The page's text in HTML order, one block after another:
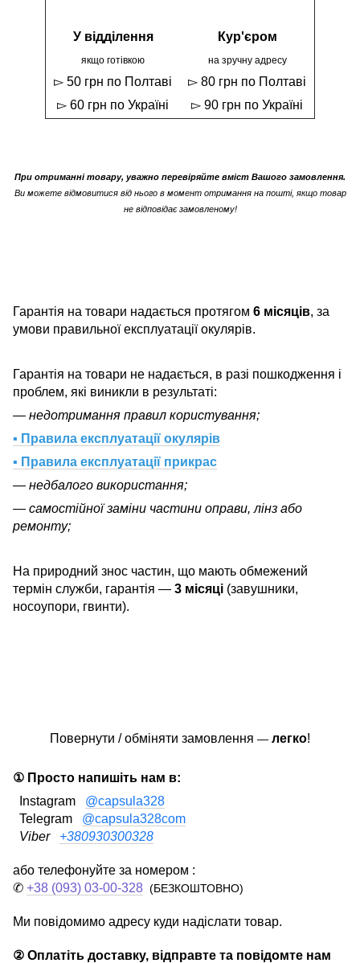
У відділення
якщо готівкою
▻ 50 грн по Полтаві
▻ 60 грн по Україні
Кур'єром
на зручну адресу
▻ 80 грн по Полтаві
▻ 90 грн по Україні
При отриманні товару, уважно перевіряйте вміст Вашого замовлення.
Ви можете відмовитися від нього в момент отримання на пошті, якщо товар
не відповідає замовленому!
Гарантія на товари надається протягом 6 місяців, за
умови правильної експлуатації окулярів.
Гарантія на товари не надається, в разі пошкодження і
проблем, які виникли в результаті:
— недотримання правил користування;
▪ Правила експлуатації окулярів
▪ Правила експлуатації прикрас
— недбалого використання;
— самостійної заміни частини оправи, лінз або
ремонту;
На природний знос частин, що мають обмежений
термін служби, гарантія — 3 місяці (завушники,
носоупори, гвинти).
Повернути / обміняти замовлення — легко!
① Просто напишіть нам в:
Instagram @capsula328
Telegram @capsula328com
Viber +380930300328
або телефонуйте за номером :
✆ +38 (093) 03-00-328 (БЕЗКОШТОВНО)
Ми повідомимо адресу куди надіслати товар.
② Оплатіть доставку, відправте та повідомте нам